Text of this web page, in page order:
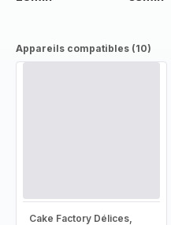
Appareils compatibles (10)
Cake Factory Délices,